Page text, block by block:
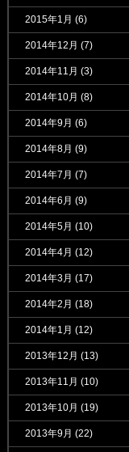
2015年1月 (6)
2014年12月 (7)
2014年11月 (3)
2014年10月 (8)
2014年9月 (6)
2014年8月 (9)
2014年7月 (7)
2014年6月 (9)
2014年5月 (10)
2014年4月 (12)
2014年3月 (17)
2014年2月 (18)
2014年1月 (12)
2013年12月 (13)
2013年11月 (10)
2013年10月 (19)
2013年9月 (22)